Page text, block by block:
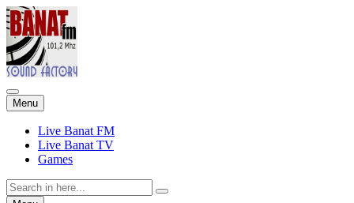
Menu Skip
to
content
Live Banat FM
Live Banat TV
Games
Search
for: